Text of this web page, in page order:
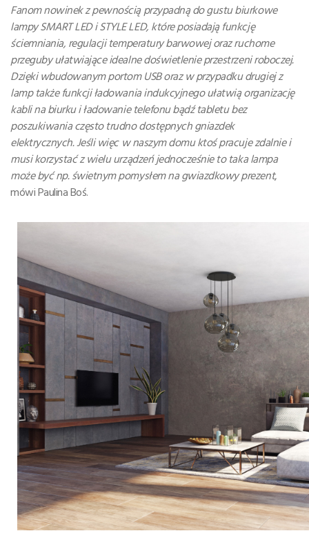
Fanom nowinek z pewnością przypadną do gustu biurkowe
lampy SMART LED i STYLE LED, które posiadają funkcję
ściemniania, regulacji temperatury barwowej oraz ruchome
przeguby ułatwiające idealne doświetlenie przestrzeni roboczej.
Dzięki wbudowanym portom USB oraz w przypadku drugiej z
lamp także funkcji ładowania indukcyjnego ułatwią organizację
kabli na biurku i ładowanie telefonu bądź tabletu bez
poszukiwania często trudno dostępnych gniazdek
elektrycznych. Jeśli więc w naszym domu ktoś pracuje zdalnie i
musi korzystać z wielu urządzeń jednocześnie to taka lampa
może być np. świetnym pomysłem na gwiazdkowy prezent,
mówi Paulina Boś.